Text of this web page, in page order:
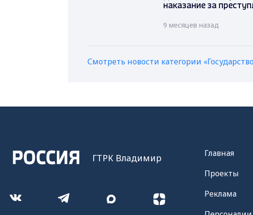
наказание за
9 месяцев назад
Смотреть новости категории
ГТРК Владимир
Главная
Проекты
Реклама